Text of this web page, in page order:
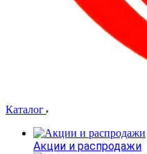
Каталог
Акции и распродажи